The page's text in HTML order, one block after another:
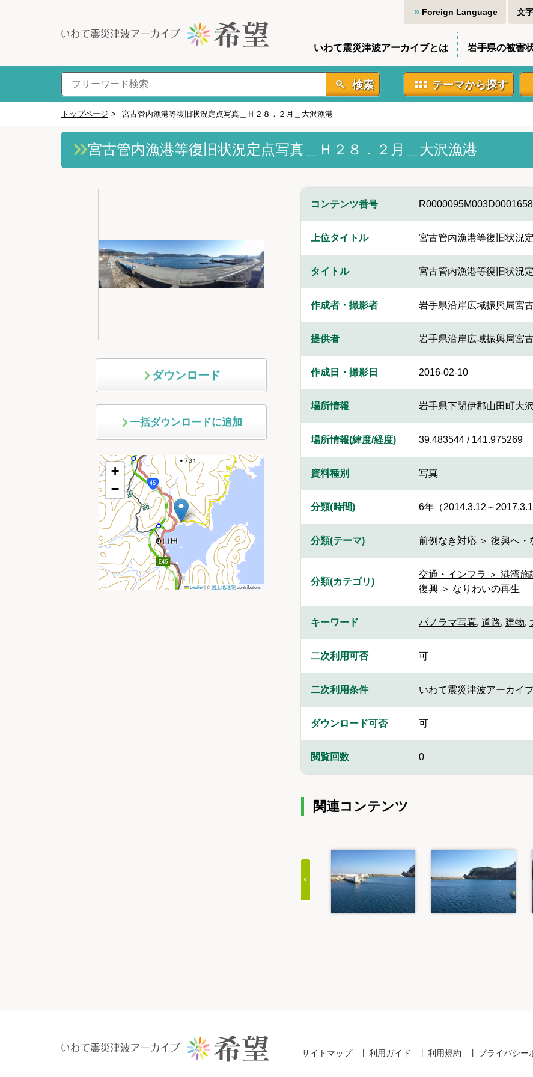
Foreign Language 文
いわて震災津波アーカイブとは 岩手県の被害
検索 テーマから探す
トップページ > 宮古管内漁港等復旧状況定点写真＿Ｈ２８．２月＿大沢漁港
宮古管内漁港等復旧状況定点写真＿Ｈ２８．２月＿大沢漁港
ダウンロード
一括ダウンロードに追加
+
−
Leaflet|©国土地理院contributors
コンテンツ番号 R0000095M003D0001658
上位タイトル 宮古管内漁港等復旧状況
タイトル 宮古管内漁港等復旧状況
作成者・撮影者 岩手県沿岸広域振興局宮
提供者 岩手県沿岸広域振興局宮
作成日・撮影日 2016-02-10
場所情報 岩手県下閉伊郡山田町大沢
場所情報(緯度/経度) 39.483544 / 141.975269
資料種別 写真
分類(時間) 6年（2014.3.12～
分類(テーマ) 前例なき対応 ＞ 復興へ
分類(カテゴリ)
交通・インフラ ＞ 港湾施
復興 ＞ なりわいの再生
キーワード パノラマ写真, 道路, 建物,
二次利用可否 可
二次利用条件 いわて震災津波アーカイ
ダウンロード可否 可
閲覧回数 0
関連コンテンツ
サイトマップ 利用ガイド 利用規約 プライバシー